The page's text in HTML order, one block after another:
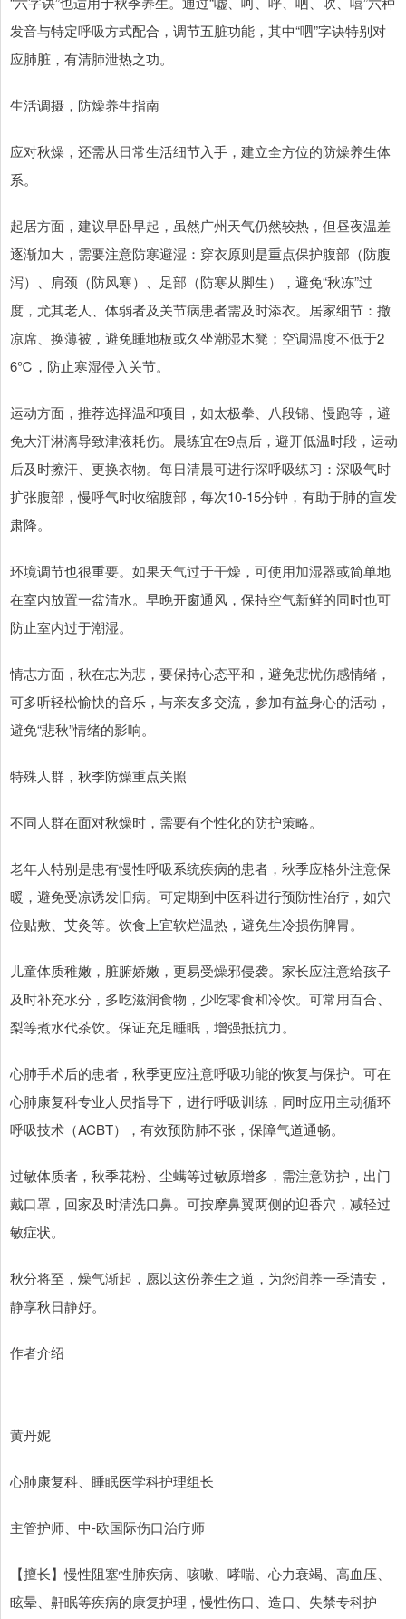
发音与特定呼吸方式配合，调节五脏功能，其中“呬”字诀特别对
应肺脏，有清肺泄热之功。
生活调摄，防燥养生指南
应对秋燥，还需从日常生活细节入手，建立全方位的防燥养生体
系。
起居方面，建议早卧早起，虽然广州天气仍然较热，但昼夜温差
逐渐加大，需要注意防寒避湿：穿衣原则是重点保护腹部（防腹
泻）、肩颈（防风寒）、足部（防寒从脚生），避免“秋冻”过
度，尤其老人、体弱者及关节病患者需及时添衣。居家细节：撤
凉席、换薄被，避免睡地板或久坐潮湿木凳；空调温度不低于2
6℃，防止寒湿侵入关节。
运动方面，推荐选择温和项目，如太极拳、八段锦、慢跑等，避
免大汗淋漓导致津液耗伤。晨练宜在9点后，避开低温时段，运动
后及时擦汗、更换衣物。每日清晨可进行深呼吸练习：深吸气时
扩张腹部，慢呼气时收缩腹部，每次10-15分钟，有助于肺的宣发
肃降。
环境调节也很重要。如果天气过于干燥，可使用加湿器或简单地
在室内放置一盆清水。早晚开窗通风，保持空气新鲜的同时也可
防止室内过于潮湿。
情志方面，秋在志为悲，要保持心态平和，避免悲忧伤感情绪，
可多听轻松愉快的音乐，与亲友多交流，参加有益身心的活动，
避免“悲秋”情绪的影响。
特殊人群，秋季防燥重点关照
不同人群在面对秋燥时，需要有个性化的防护策略。
老年人特别是患有慢性呼吸系统疾病的患者，秋季应格外注意保
暖，避免受凉诱发旧病。可定期到中医科进行预防性治疗，如穴
位贴敷、艾灸等。饮食上宜软烂温热，避免生冷损伤脾胃。
儿童体质稚嫩，脏腑娇嫩，更易受燥邪侵袭。家长应注意给孩子
及时补充水分，多吃滋润食物，少吃零食和冷饮。可常用百合、
梨等煮水代茶饮。保证充足睡眠，增强抵抗力。
心肺手术后的患者，秋季更应注意呼吸功能的恢复与保护。可在
心肺康复科专业人员指导下，进行呼吸训练，同时应用主动循环
呼吸技术（ACBT），有效预防肺不张，保障气道通畅。
过敏体质者，秋季花粉、尘螨等过敏原增多，需注意防护，出门
戴口罩，回家及时清洗口鼻。可按摩鼻翼两侧的迎香穴，减轻过
敏症状。
秋分将至，燥气渐起，愿以这份养生之道，为您润养一季清安，
静享秋日静好。
作者介绍
黄丹妮
心肺康复科、睡眠医学科护理组长
主管护师、中-欧国际伤口治疗师
【擅长】慢性阻塞性肺疾病、咳嗽、哮喘、心力衰竭、高血压、
眩晕、鼾眠等疾病的康复护理，慢性伤口、造口、失禁专科护